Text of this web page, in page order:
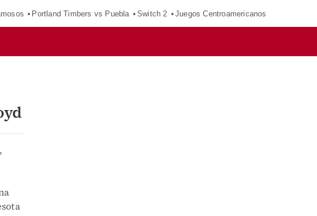
Portland Timbers vs Puebla Switch 2 Juegos Centroamericanos